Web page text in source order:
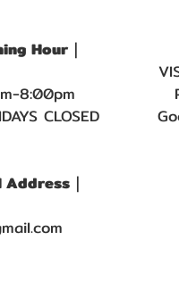
Hour｜
8:00pm
CLOSED
Address｜